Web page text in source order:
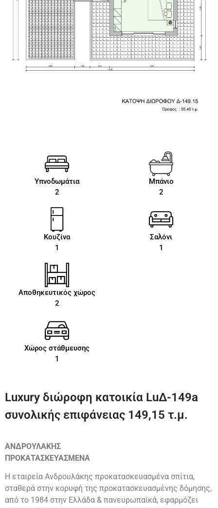
Υπνοδωμάτια
2
Μπάνιο
2
Κουζίνα
1
Σαλόνι
1
Αποθηκευτικός χώρος
2
Χώρος στάθμευσης
1
Luxury διώροφη κατοικία LuΔ-149a
συνολικής επιφάνειας 149,15 τ.μ.
ΑΝΔΡΟΥΛΑΚΗΣ
ΠΡΟΚΑΤΑΣΚΕΥΑΣΜΕΝΑ
Η εταιρεία Ανδρουλάκης προκατασκευασμένα σπίτια,
σταθερά στην κορυφή της προκατασκευασμένης δόμησης,
από το 1984 στην Ελλάδα & πανευρωπαϊκά, εφαρμόζει